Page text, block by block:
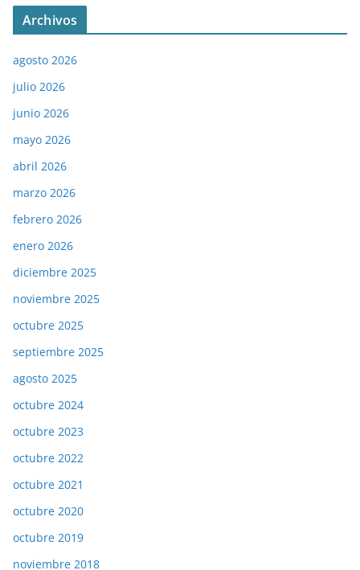
Archivos
agosto 2026
julio 2026
junio 2026
mayo 2026
abril 2026
marzo 2026
febrero 2026
enero 2026
diciembre 2025
noviembre 2025
octubre 2025
septiembre 2025
agosto 2025
octubre 2024
octubre 2023
octubre 2022
octubre 2021
octubre 2020
octubre 2019
noviembre 2018